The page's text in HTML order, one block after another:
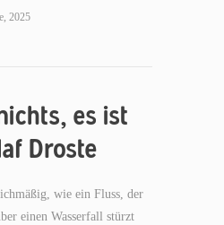
2025
es ist
Droste
wie ein Fluss, der
einen Wasserfall stürzt